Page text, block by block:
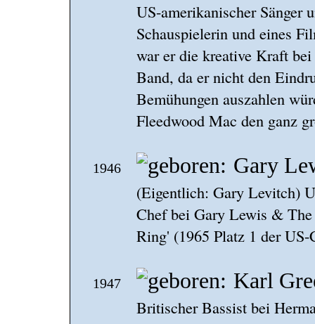
US-amerikanischer Sänger
Schauspielerin und eines
war er die kreative Kraft
Band, da er nicht den
Bemühungen auszahlen
Fleedwood Mac den ganz
1946 Gary
(Eigentlich: Gary Levitch)
Chef bei Gary Lewis &
Ring' (1965 Platz 1 der
1947 Karl
Britischer Bassist bei